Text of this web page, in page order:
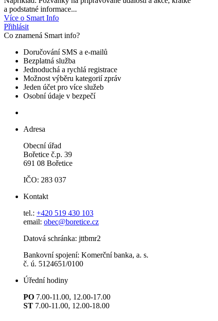
a podstatné informace...
Více o Smart Info
Přihlásit
Co znamená Smart info?
Doručování SMS a e-mailů
Bezplatná služba
Jednoduchá a rychlá registrace
Možnost výběru kategorií zpráv
Jeden účet pro více služeb
Osobní údaje v bezpečí
Adresa
Obecní úřad
Bořetice č.p. 39
691 08 Bořetice
IČO: 283 037
Kontakt
tel.: +420 519 430 103
email: obec@boretice.cz
Datová schránka: jttbmr2
Bankovní spojení: Komerční banka, a. s.
č. ú. 5124651/0100
Úřední hodiny
PO 7.00-11.00, 12.00-17.00
ST 7.00-11.00, 12.00-18.00